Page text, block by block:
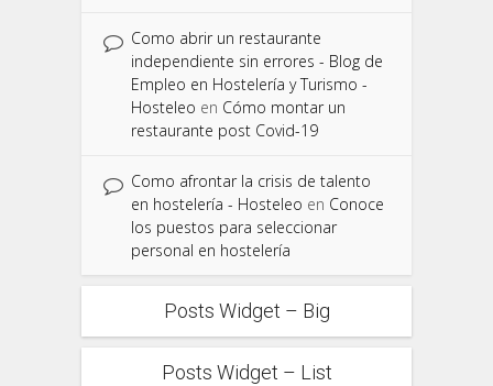
Como abrir un restaurante
independiente sin errores - Blog de
Empleo en Hostelería y Turismo -
Hosteleo en Cómo montar un
restaurante post Covid-19
Como afrontar la crisis de talento
en hostelería - Hosteleo en Conoce
los puestos para seleccionar
personal en hostelería
Posts Widget – Big
Posts Widget – List